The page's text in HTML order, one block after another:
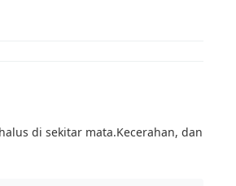
di sekitar mata.Kecerahan, dan